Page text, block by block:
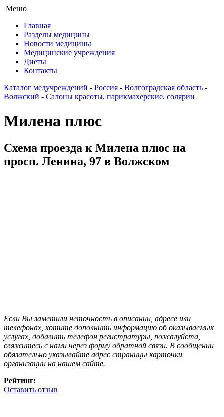
Меню
Главная
Разделы медицины
Новости медицины
Медицинские учреждения
Диеты
Контакты
Каталог медучреждений - Россия - Волгоградская область -
Волжский - Салоны красоты, парикмахерские, солярии
Милена плюс
Схема проезда к Милена плюс на
просп. Ленина, 97 в Волжском
Если Вы заметили неточность в описании, адресе или
телефонах, хотите дополнить информацию об оказываемых
услугах, добавить телефон регистратуры, пожалуйста,
свяжитесь с нами через форму обратной связи. В сообщении
обязательно указывайте адрес страницы карточки
организации на нашем сайте.
Рейтинг:
Оставить отзыв